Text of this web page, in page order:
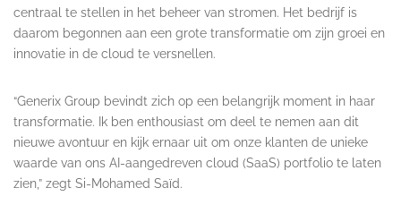
centraal te stellen in het beheer van stromen. Het bedrijf is
daarom begonnen aan een grote transformatie om zijn groei en
innovatie in de cloud te versnellen.
“Generix Group bevindt zich op een belangrijk moment in haar
transformatie. Ik ben enthousiast om deel te nemen aan dit
nieuwe avontuur en kijk ernaar uit om onze klanten de unieke
waarde van ons AI-aangedreven cloud (SaaS) portfolio te laten
zien,” zegt Si-Mohamed Saïd.